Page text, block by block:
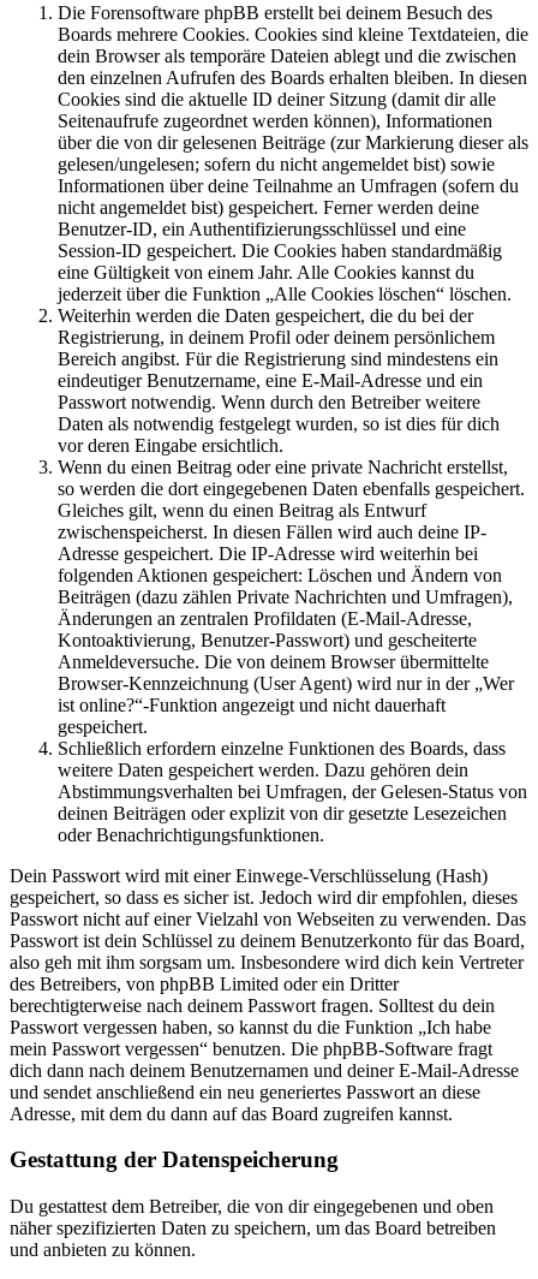
Die Forensoftware phpBB erstellt bei deinem Besuch des
Boards mehrere Cookies. Cookies sind kleine Textdateien, die
dein Browser als temporäre Dateien ablegt und die zwischen
den einzelnen Aufrufen des Boards erhalten bleiben. In diesen
Cookies sind die aktuelle ID deiner Sitzung (damit dir alle
Seitenaufrufe zugeordnet werden können), Informationen
über die von dir gelesenen Beiträge (zur Markierung dieser als
gelesen/ungelesen; sofern du nicht angemeldet bist) sowie
Informationen über deine Teilnahme an Umfragen (sofern du
nicht angemeldet bist) gespeichert. Ferner werden deine
Benutzer-ID, ein Authentifizierungsschlüssel und eine
Session-ID gespeichert. Die Cookies haben standardmäßig
eine Gültigkeit von einem Jahr. Alle Cookies kannst du
jederzeit über die Funktion „Alle Cookies löschen“ löschen.
Weiterhin werden die Daten gespeichert, die du bei der
Registrierung, in deinem Profil oder deinem persönlichem
Bereich angibst. Für die Registrierung sind mindestens ein
eindeutiger Benutzername, eine E-Mail-Adresse und ein
Passwort notwendig. Wenn durch den Betreiber weitere
Daten als notwendig festgelegt wurden, so ist dies für dich
vor deren Eingabe ersichtlich.
Wenn du einen Beitrag oder eine private Nachricht erstellst,
so werden die dort eingegebenen Daten ebenfalls gespeichert.
Gleiches gilt, wenn du einen Beitrag als Entwurf
zwischenspeicherst. In diesen Fällen wird auch deine IP-
Adresse gespeichert. Die IP-Adresse wird weiterhin bei
folgenden Aktionen gespeichert: Löschen und Ändern von
Beiträgen (dazu zählen Private Nachrichten und Umfragen),
Änderungen an zentralen Profildaten (E-Mail-Adresse,
Kontoaktivierung, Benutzer-Passwort) und gescheiterte
Anmeldeversuche. Die von deinem Browser übermittelte
Browser-Kennzeichnung (User Agent) wird nur in der „Wer
ist online?“-Funktion angezeigt und nicht dauerhaft
gespeichert.
Schließlich erfordern einzelne Funktionen des Boards, dass
weitere Daten gespeichert werden. Dazu gehören dein
Abstimmungsverhalten bei Umfragen, der Gelesen-Status von
deinen Beiträgen oder explizit von dir gesetzte Lesezeichen
oder Benachrichtigungsfunktionen.
Dein Passwort wird mit einer Einwege-Verschlüsselung (Hash)
gespeichert, so dass es sicher ist. Jedoch wird dir empfohlen, dieses
Passwort nicht auf einer Vielzahl von Webseiten zu verwenden. Das
Passwort ist dein Schlüssel zu deinem Benutzerkonto für das Board,
also geh mit ihm sorgsam um. Insbesondere wird dich kein Vertreter
des Betreibers, von phpBB Limited oder ein Dritter
berechtigterweise nach deinem Passwort fragen. Solltest du dein
Passwort vergessen haben, so kannst du die Funktion „Ich habe
mein Passwort vergessen“ benutzen. Die phpBB-Software fragt
dich dann nach deinem Benutzernamen und deiner E-Mail-Adresse
und sendet anschließend ein neu generiertes Passwort an diese
Adresse, mit dem du dann auf das Board zugreifen kannst.
Gestattung der Datenspeicherung
Du gestattest dem Betreiber, die von dir eingegebenen und oben
näher spezifizierten Daten zu speichern, um das Board betreiben
und anbieten zu können.